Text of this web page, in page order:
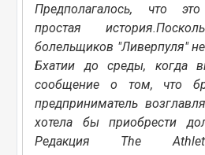
Предполагалось, что
простая
болельщиков "Ливерпуля"
Бхатии до среды, когда
сообщение о том, что
предприниматель
хотела бы приобрести
Редакция The